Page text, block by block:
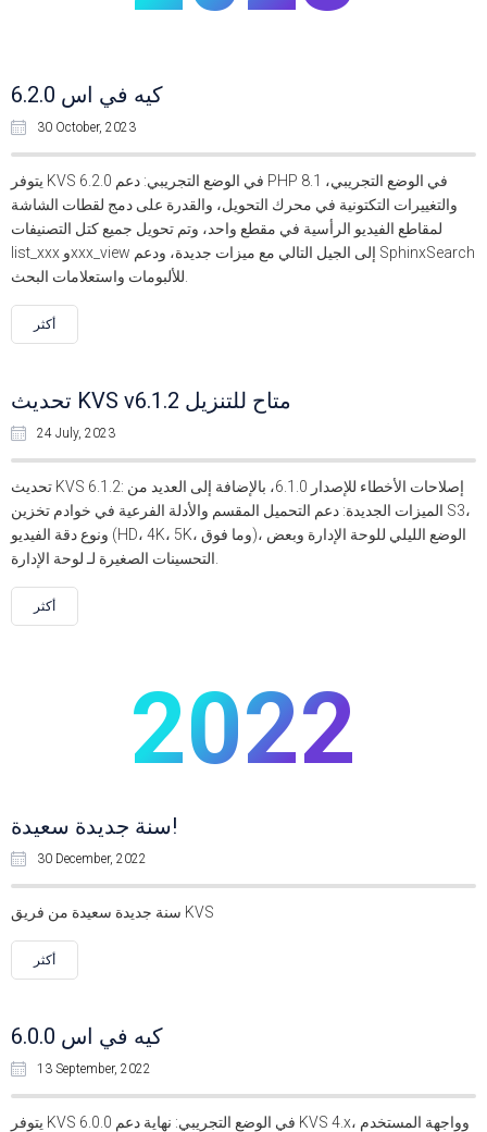
كيه في اس 6.2.0
30 October, 2023
يتوفر KVS 6.2.0 في الوضع التجريبي: دعم PHP 8.1 في الوضع التجريبي،
والتغييرات التكتونية في محرك التحويل، والقدرة على دمج لقطات الشاشة
لمقاطع الفيديو الرأسية في مقطع واحد، وتم تحويل جميع كتل التصنيفات
list_xxx وxxx_view إلى الجيل التالي مع ميزات جديدة، ودعم SphinxSearch
أكثر
تحديث KVS v6.1.2 متاح للتنزيل
24 July, 2023
تحديث KVS 6.1.2: إصلاحات الأخطاء للإصدار 6.1.0، بالإضافة إلى العديد من
الميزات الجديدة: دعم التحميل المقسم والأدلة الفرعية في خوادم تخزين S3،
ونوع دقة الفيديو (HD، 4K، 5K، وما فوق)، الوضع الليلي للوحة الإدارة وبعض
أكثر
2022
سنة جديدة سعيدة!
30 December, 2022
سنة جديدة سعيدة من فريق KVS
أكثر
كيه في اس 6.0.0
13 September, 2022
يتوفر KVS 6.0.0 في الوضع التجريبي: نهاية دعم KVS 4.x، وواجهة المستخدم